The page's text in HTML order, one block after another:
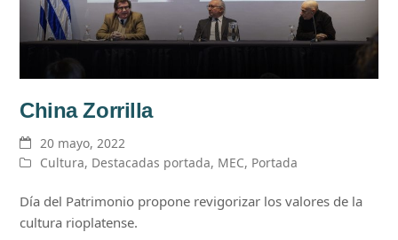
China Zorrilla
20 mayo, 2022
Cultura, Destacadas portada, MEC, Portada
Día del Patrimonio propone revigorizar los valores de la
cultura rioplatense.